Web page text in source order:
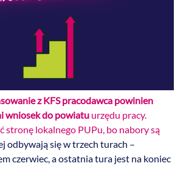
z KFS pracodawca powinien
wniosek do powiatu urzędu pracy.
stronę lokalnego PUPu, bo nabory są
odbywają się w trzech turach –
czerwiec, a ostatnia tura jest na koniec